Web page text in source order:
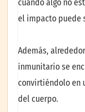
cuando algo no
el impacto puede
Además,
inmunitario se
convirtiéndolo en
del cuerpo.